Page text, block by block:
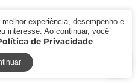
experiência, desempenho e
interesse. Ao continuar, você
de Privacidade.